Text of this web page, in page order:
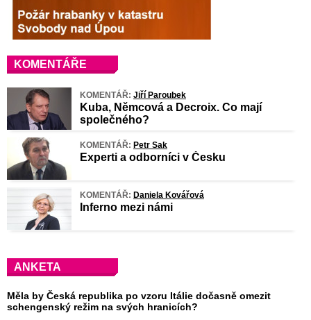
KOMENTÁŘE
KOMENTÁŘ: Jiří Paroubek
Kuba, Němcová a Decroix. Co mají
společného?
KOMENTÁŘ: Petr Sak
Experti a odborníci v Česku
KOMENTÁŘ: Daniela Kovářová
Inferno mezi námi
ANKETA
Měla by Česká republika po vzoru Itálie dočasně omezit
schengenský režim na svých hranicích?